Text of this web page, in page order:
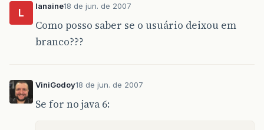
L
lanaine18 de jun. de 2007
Como posso saber se o usuário deixou em
branco???
ViniGodoy18 de jun. de 2007
Se for no java 6: